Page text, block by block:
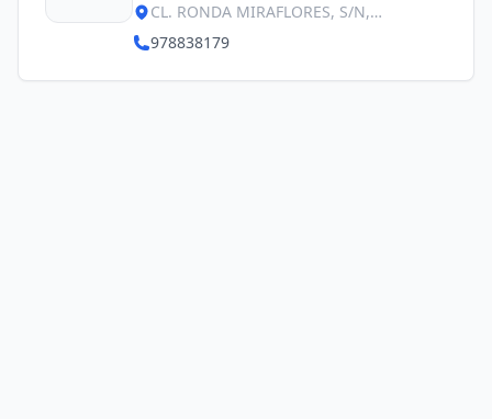
CL. RONDA MIRAFLORES, S/N,
Puigmoreno
978838179